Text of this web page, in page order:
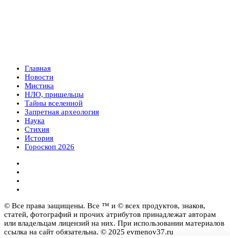
Главная
Новости
Мистика
НЛО, пришельцы
Тайны вселенной
Запретная археология
Наука
Стихия
История
Гороскоп 2026
© Все права защищены. Все ™ и © всех продуктов, знаков,
статей, фотографий и прочих атрибутов принадлежат авторам
или владельцам лицензий на них. При использовании материалов
ссылка на сайт обязательна. © 2025 evmenov37.ru